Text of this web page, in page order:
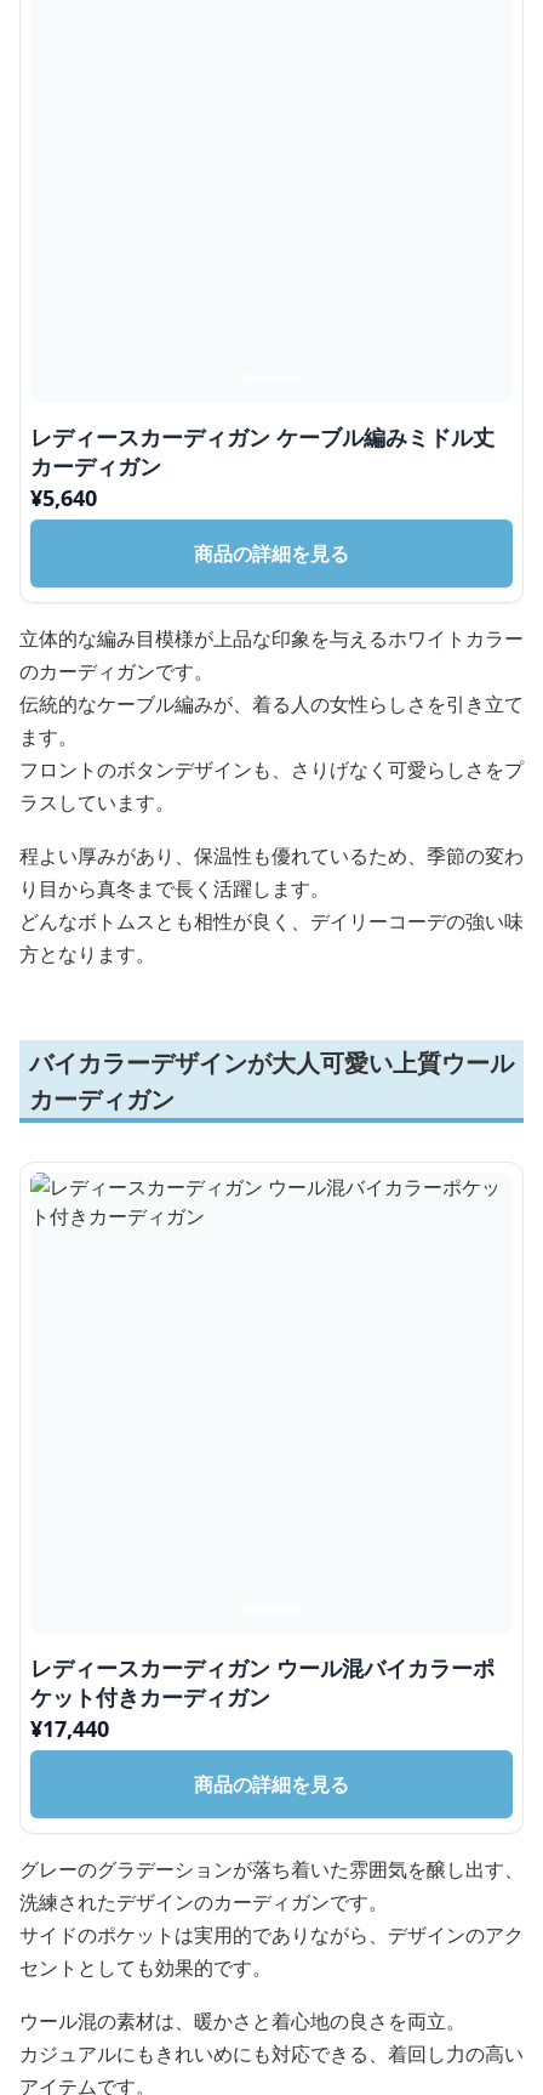
レディースカーディガン ケーブル編みミドル丈
カーディガン
¥5,640
商品の詳細を見る
立体的な編み目模様が上品な印象を与えるホワイトカラー
のカーディガンです。
伝統的なケーブル編みが、着る人の女性らしさを引き立て
ます。
フロントのボタンデザインも、さりげなく可愛らしさをプ
ラスしています。
程よい厚みがあり、保温性も優れているため、季節の変わ
り目から真冬まで長く活躍します。
どんなボトムスとも相性が良く、デイリーコーデの強い味
方となります。
バイカラーデザインが大人可愛い上質ウール
カーディガン
レディースカーディガン ウール混バイカラーポ
ケット付きカーディガン
¥17,440
商品の詳細を見る
グレーのグラデーションが落ち着いた雰囲気を醸し出す、
洗練されたデザインのカーディガンです。
サイドのポケットは実用的でありながら、デザインのアク
セントとしても効果的です。
ウール混の素材は、暖かさと着心地の良さを両立。
カジュアルにもきれいめにも対応できる、着回し力の高い
アイテムです。